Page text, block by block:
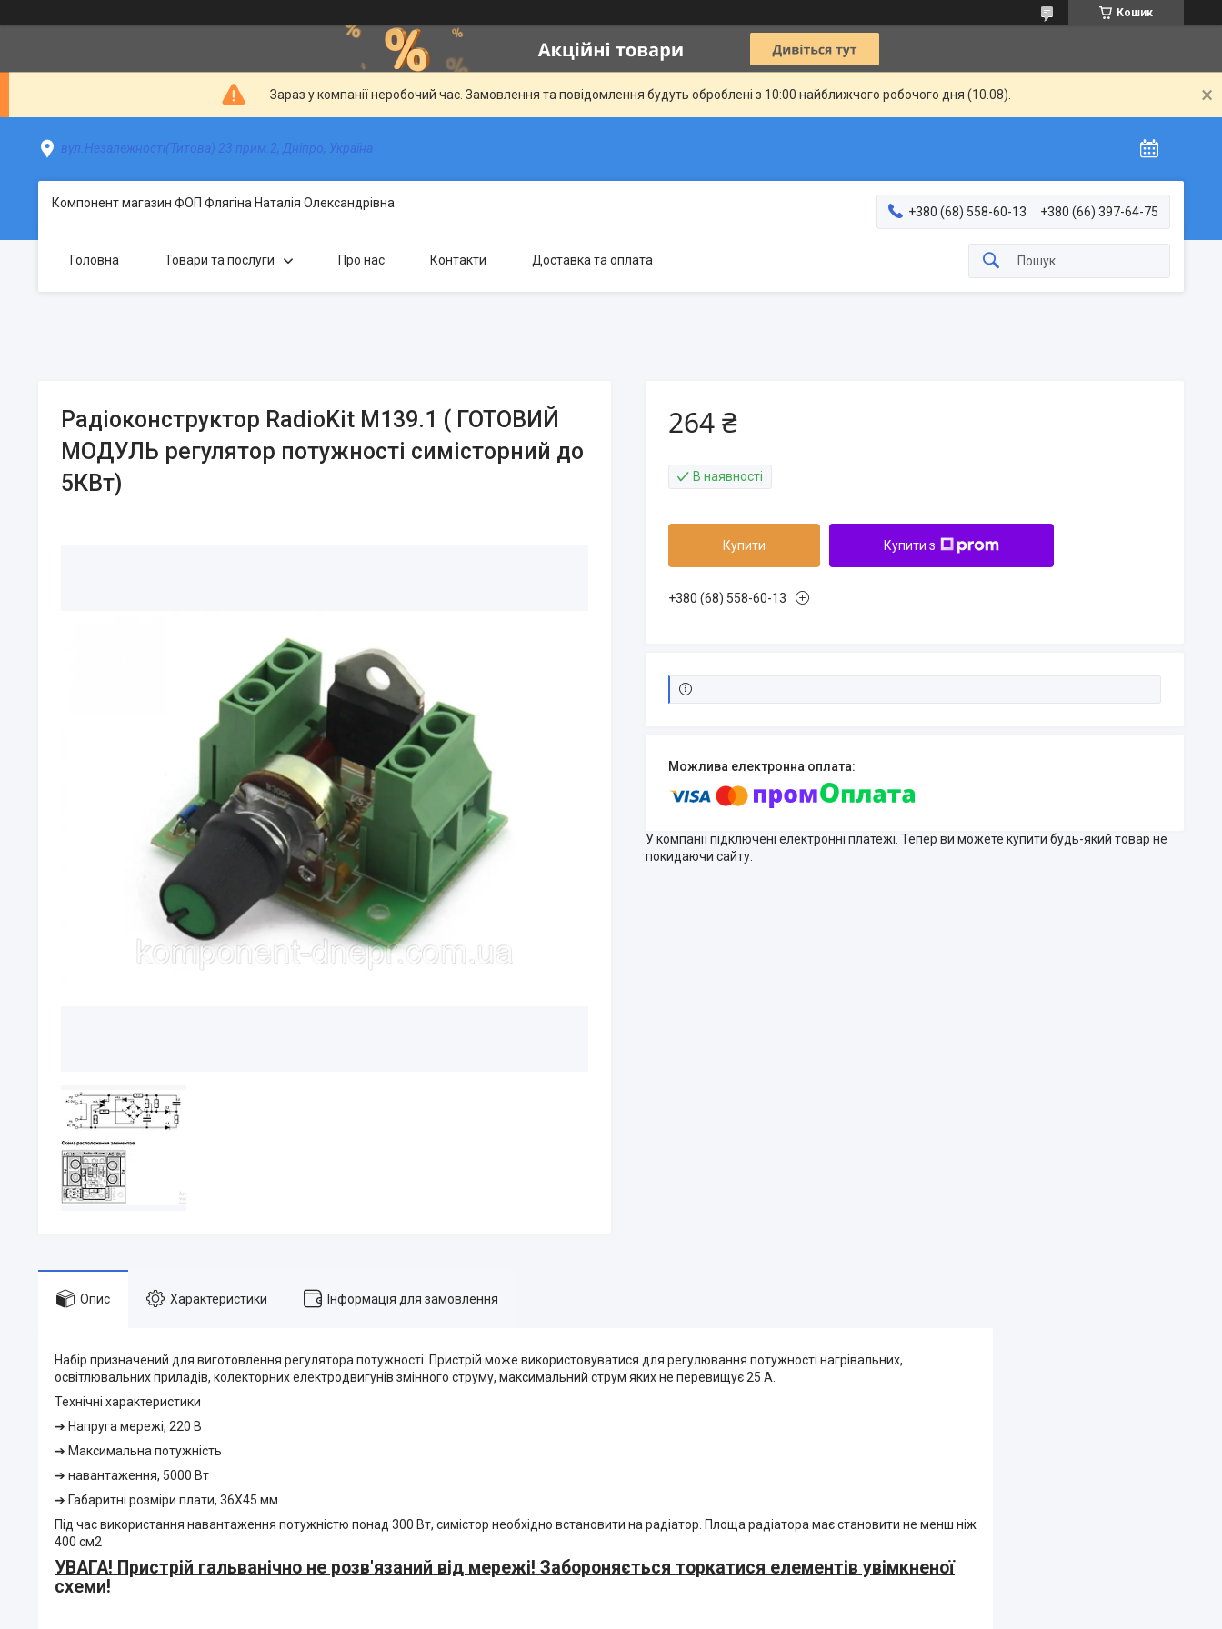
Кошик
Зараз у компанії неробочий час. Замовлення та повідомлення будуть оброблені з 10:00 найближчого робочого дня (10.08).
вул.Незалежності(Титова) 23 прим.2, Дніпро, Україна
Компонент магазин ФОП Флягіна Наталія Олександрівна
+380 (68) 558-60-13 +380 (66) 397-64-75
Головна Товари та послуги Про нас Контакти Доставка та оплата
Радіоконструктор RadioKit M139.1 ( ГОТОВИЙ
МОДУЛЬ регулятор потужності симісторний до
5КВт)
264 ₴
В наявності
Купити Купити з
+380 (68) 558-60-13
У компанії підключені електронні платежі. Тепер ви можете купити будь-який товар не
покидаючи сайту.
Опис Характеристики Інформація для замовлення
Набір призначений для виготовлення регулятора потужності. Пристрій може використовуватися для регулювання потужності нагрівальних,
освітлювальних приладів, колекторних електродвигунів змінного струму, максимальний струм яких не перевищує 25 А.
Технічні характеристики
➔ Напруга мережі, 220 В
➔ Максимальна потужність
➔ навантаження, 5000 Вт
➔ Габаритні розміри плати, 36X45 мм
Під час використання навантаження потужністю понад 300 Вт, симістор необхідно встановити на радіатор. Площа радіатора має становити не менш ніж
400 см2
УВАГА! Пристрій гальванічно не розв'язаний від мережі! Забороняється торкатися елементів увімкненої
схеми!